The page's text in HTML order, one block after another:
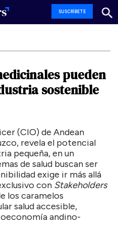
SUSCRÍBETE
pueden
sostenible
(CIO) de Andean
revela el potencial
pequeña, en un
de salud buscan ser
exige ir más allá
con Stakeholders
los caramelos
salud accesible,
andino-